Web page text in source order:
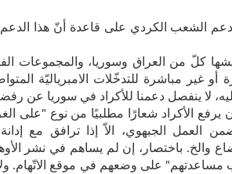
الشعب الكردي على قاعدة أنّ هذا
كلّ من العراق وسوريا، والمجموعات
أو غير مباشرة للتدخّلات الامبرياليّة
يرفع الأكراد شعارًا مطلبيًا من نوع "على
ضمن العمل الجبهوي، الاّ إذا ترافق مع إدانة
والخ. باختصار، إن لم يساهم في نشر
مساعدتهم" على وضعهم في موقع الاتّهام.